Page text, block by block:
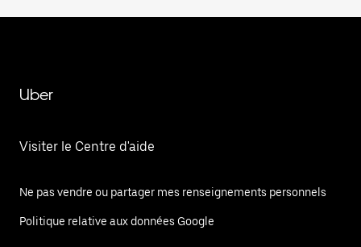
Uber
Visiter le Centre d'aide
Ne pas vendre ou partager mes renseignements personnels
Politique relative aux données Google